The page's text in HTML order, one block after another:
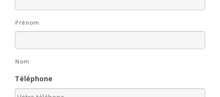
Prénom
Nom
Téléphone